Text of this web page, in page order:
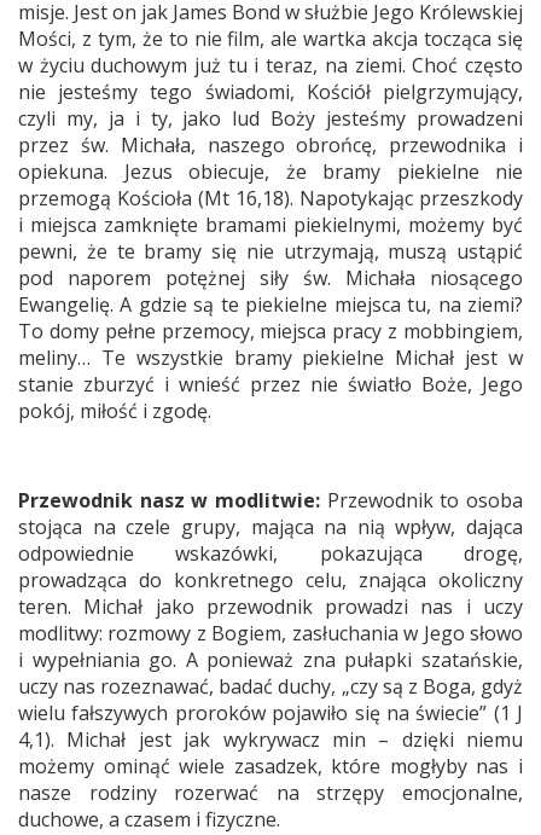
misje. Jest on jak James Bond w służbie Jego Królewskiej
Mości, z tym, że to nie film, ale wartka akcja tocząca się
w życiu duchowym już tu i teraz, na ziemi. Choć często
nie jesteśmy tego świadomi, Kościół pielgrzymujący,
czyli my, ja i ty, jako lud Boży jesteśmy prowadzeni
przez św. Michała, naszego obrońcę, przewodnika i
opiekuna. Jezus obiecuje, że bramy piekielne nie
przemogą Kościoła (Mt 16,18). Napotykając przeszkody
i miejsca zamknięte bramami piekielnymi, możemy być
pewni, że te bramy się nie utrzymają, muszą ustąpić
pod naporem potężnej siły św. Michała niosącego
Ewangelię. A gdzie są te piekielne miejsca tu, na ziemi?
To domy pełne przemocy, miejsca pracy z mobbingiem,
meliny… Te wszystkie bramy piekielne Michał jest w
stanie zburzyć i wnieść przez nie światło Boże, Jego
pokój, miłość i zgodę.
Przewodnik nasz w modlitwie: Przewodnik to osoba
stojąca na czele grupy, mająca na nią wpływ, dająca
odpowiednie wskazówki, pokazująca drogę,
prowadząca do konkretnego celu, znająca okoliczny
teren. Michał jako przewodnik prowadzi nas i uczy
modlitwy: rozmowy z Bogiem, zasłuchania w Jego słowo
i wypełniania go. A ponieważ zna pułapki szatańskie,
uczy nas rozeznawać, badać duchy, „czy są z Boga, gdyż
wielu fałszywych proroków pojawiło się na świecie” (1 J
4,1). Michał jest jak wykrywacz min – dzięki niemu
możemy ominąć wiele zasadzek, które mogłyby nas i
nasze rodziny rozerwać na strzępy emocjonalne,
duchowe, a czasem i fizyczne.